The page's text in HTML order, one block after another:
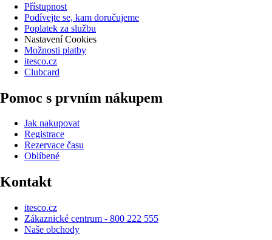
Přístupnost
Podívejte se, kam doručujeme
Poplatek za službu
Nastavení Cookies
Možnosti platby
itesco.cz
Clubcard
Pomoc s prvním nákupem
Jak nakupovat
Registrace
Rezervace času
Oblíbené
Kontakt
itesco.cz
Zákaznické centrum - 800 222 555
Naše obchody